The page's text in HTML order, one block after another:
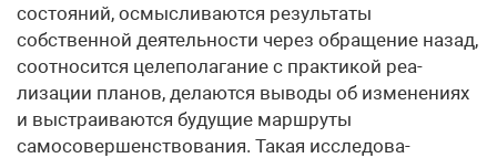
состоя­ний, осмысливаются результаты
собственной деятельности через обращение назад,
соотносится целеполагание с практикой реа­
лизации планов, делаются выводы об изменениях
и выстраивают­ся будущие маршруты
самосовершенствования. Такая исследова­